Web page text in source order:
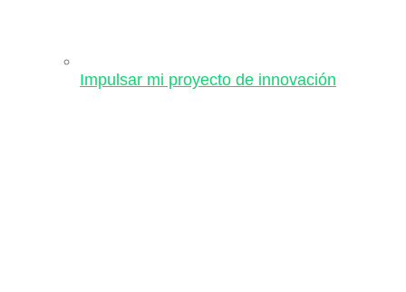
Impulsar mi proyecto de innovación